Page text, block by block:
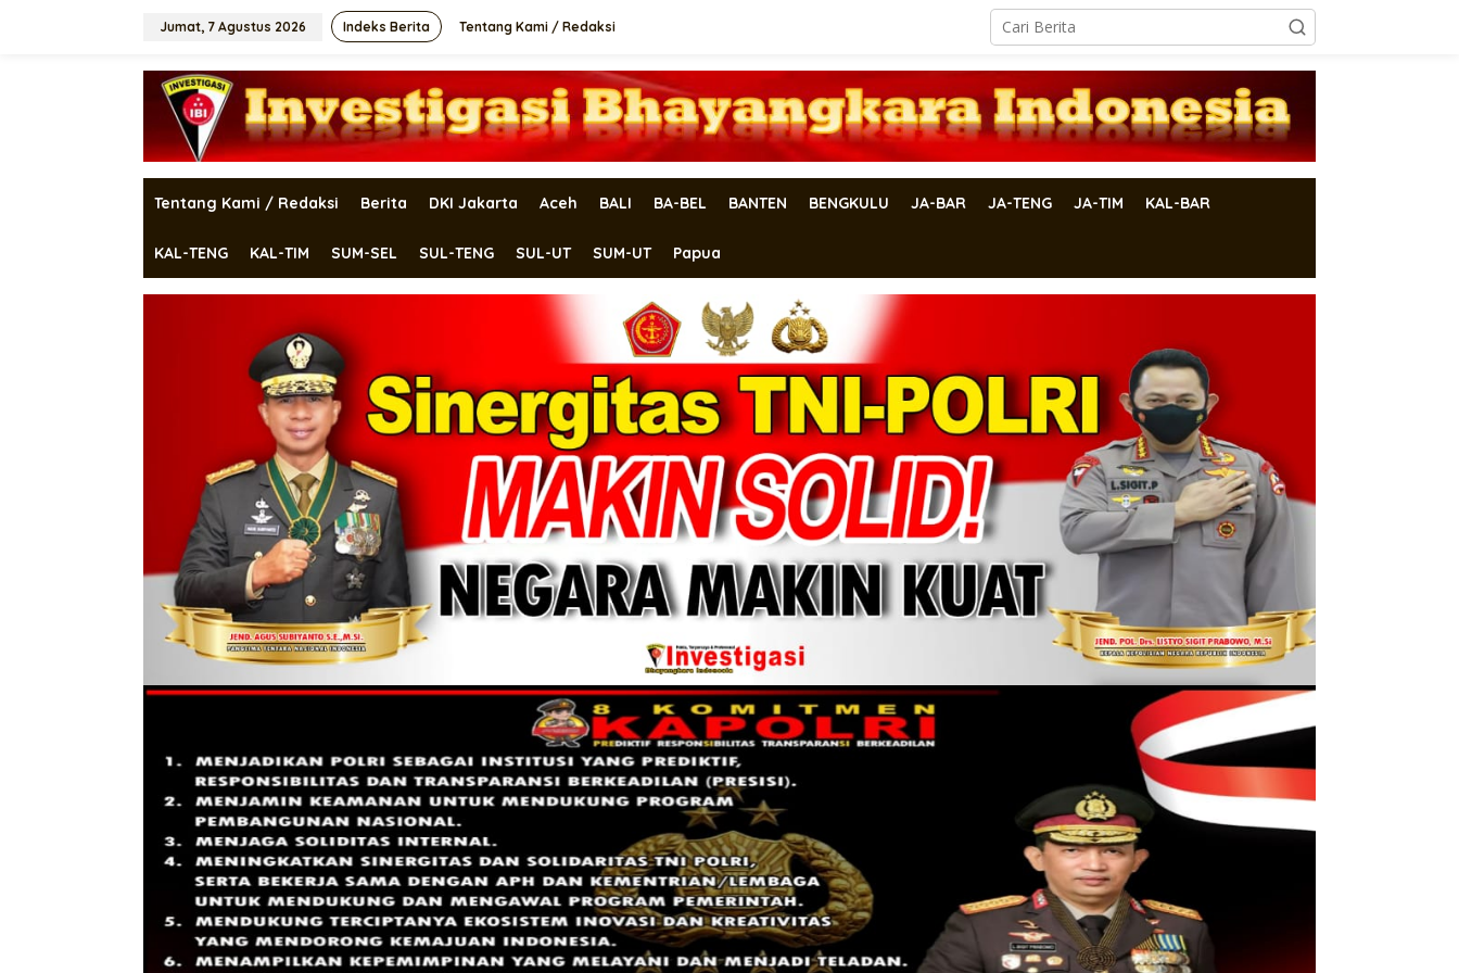
Jumat, 7 Agustus 2026 Indeks Berita Tentang Kami / Redaksi
Tentang Kami / Redaksi Berita DKI Jakarta Aceh BALI BA-BEL BANTEN BENGKULU JA-BAR JA-TENG JA-TIM KAL-BAR
KAL-TENG KAL-TIM SUM-SEL SUL-TENG SUL-UT SUM-UT Papua